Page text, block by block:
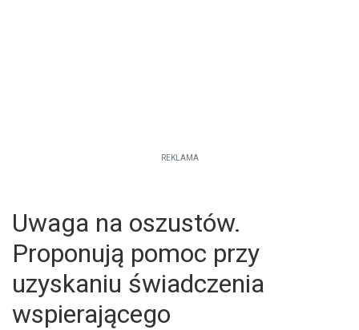
REKLAMA
Uwaga na oszustów.
Proponują pomoc przy
uzyskaniu świadczenia
wspierającego